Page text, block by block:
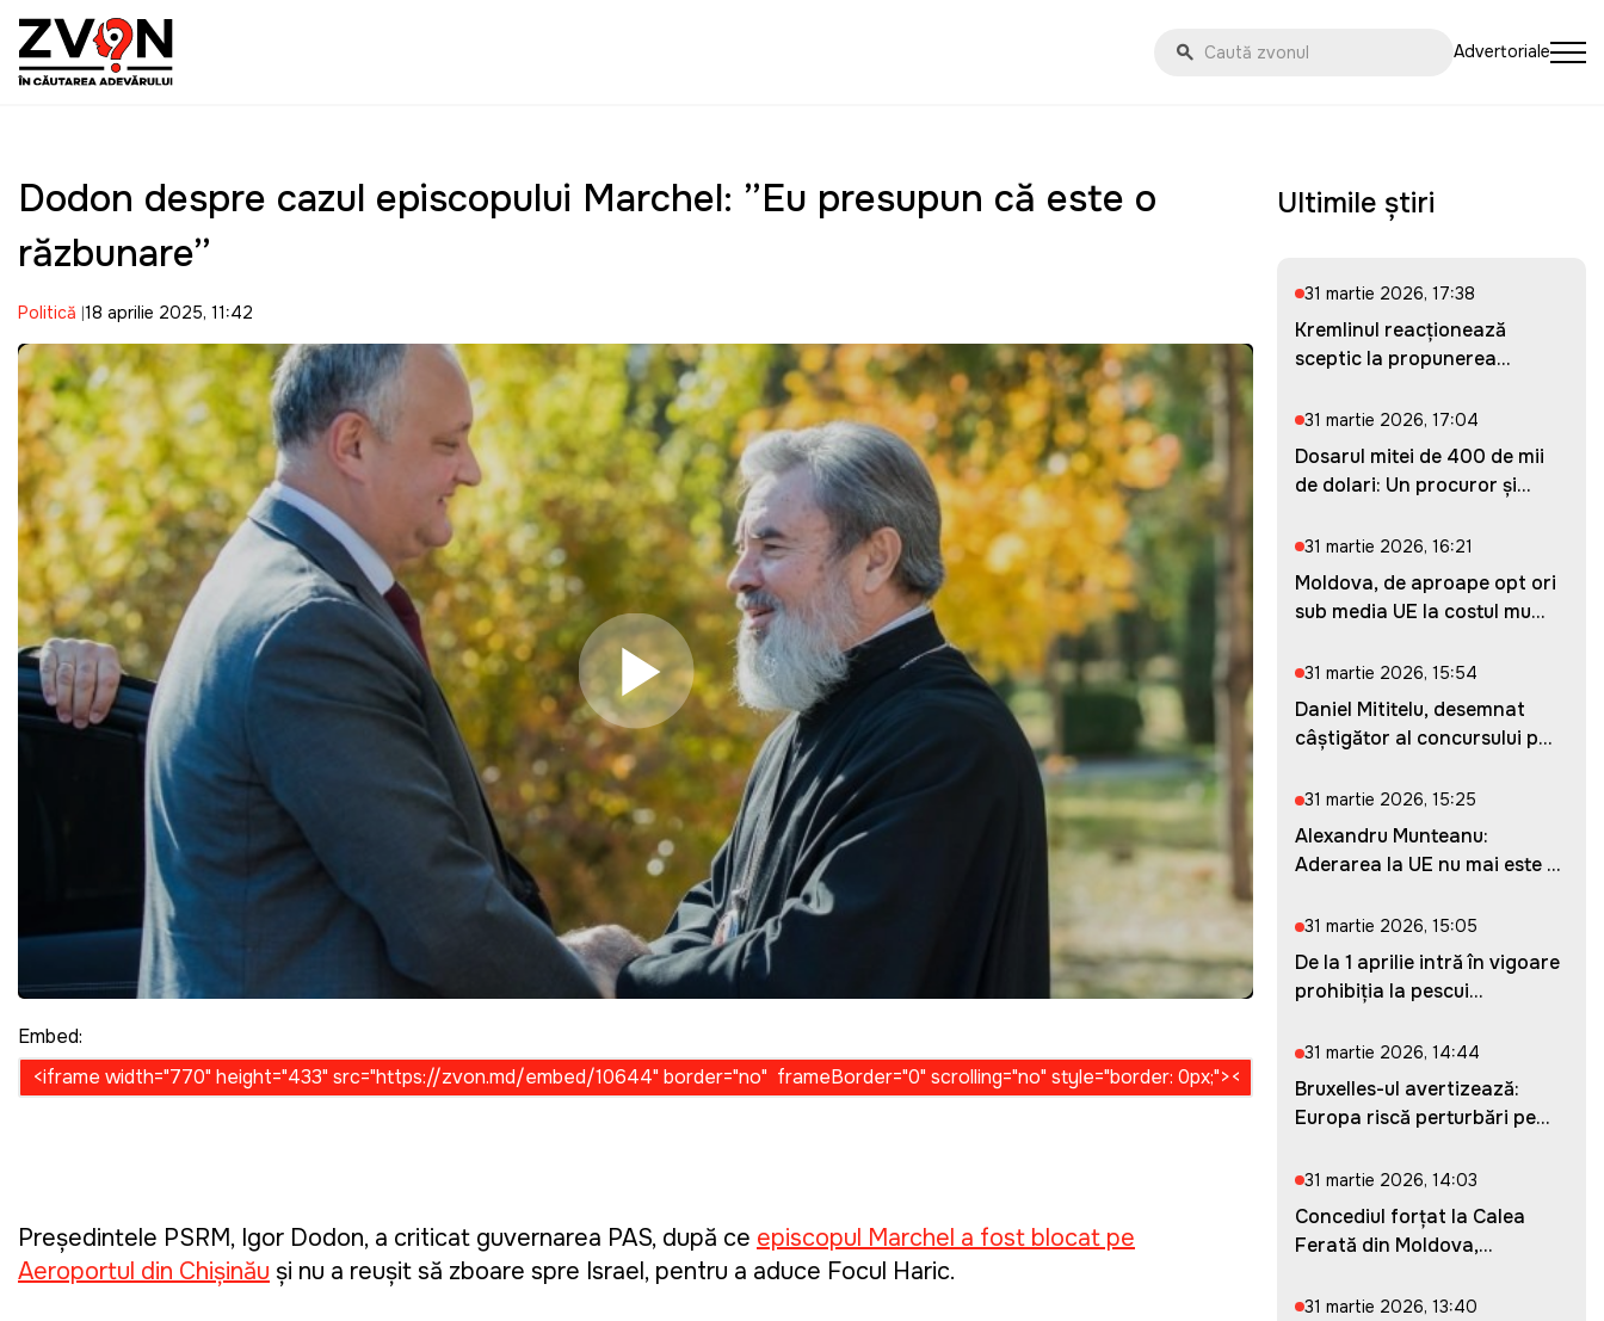
Advertoriale
Dodon despre cazul episcopului Marchel: ”Eu presupun că este o
răzbunare”
Politică 18 aprilie 2025, 11:42
Play Video
Embed:
Președintele PSRM, Igor Dodon, a criticat guvernarea PAS, după ce episcopul Marchel a fost blocat pe
Aeroportul din Chișinău și nu a reușit să zboare spre Israel, pentru a aduce Focul Haric.
Ultimile știri
31 martie 2026, 17:38
Kremlinul reacționează
sceptic la propunerea
31 martie 2026, 17:04
Dosarul mitei de 400 de mii
de dolari: Un procuror și...
31 martie 2026, 16:21
Moldova, de aproape opt ori
sub media UE la costul mu...
31 martie 2026, 15:54
Daniel Mititelu, desemnat
câștigător al concursului p...
31 martie 2026, 15:25
Alexandru Munteanu:
Aderarea la UE nu mai este o
31 martie 2026, 15:05
De la 1 aprilie intră în vigoare
prohibiția la pescui...
31 martie 2026, 14:44
Bruxelles-ul avertizează:
Europa riscă perturbări pe...
31 martie 2026, 14:03
Concediul forțat la Calea
Ferată din Moldova,
31 martie 2026, 13:40